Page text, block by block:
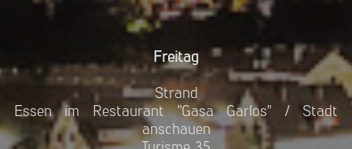
Freitag
Strand
Essen im Restaurant "Gasa Garlos" / Stadt
anschauen